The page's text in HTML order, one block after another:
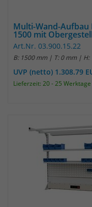
Multi-Wand-Aufbau
1500 mit Obergestell
Art.Nr. 03.900.15.22
B: 1500 mm | T: 0 mm | H:
UVP (netto) 1.308.79
Lieferzeit: 20 - 25 Werktage
Zweck
Name
Anbieter
Das